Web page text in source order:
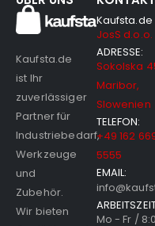
ÜBER UNS
zuverlässiger
Industriebedarf,
Werkzeuge
KONTAKT
Kaufsta.de
ADRESSE:
Sokolska
Maribor,
TELEFON:
EMAIL: